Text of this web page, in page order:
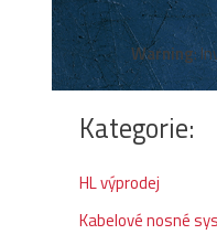
Kategorie:
HL výprodej
Kabelové nosné
Warning: